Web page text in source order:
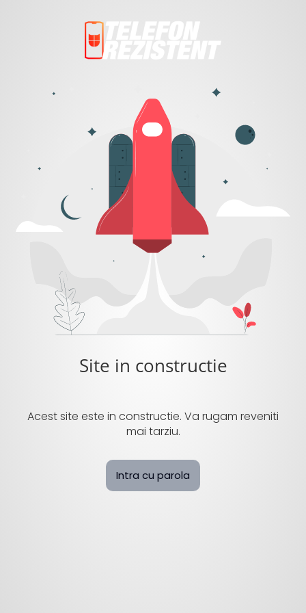
Site in constructie
Acest site este in constructie. Va rugam reveniti
mai tarziu.
Intra cu parola